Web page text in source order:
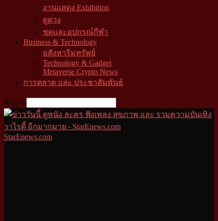
งานแสดง Exhibition
ดูดวง
ชุดและอุปกรณ์กีฬา
Business & Technology
อสังหาริมทรัพย์
Technology & Gadget
Metaverse Crypto News
การตลาด และ ประชาสัมพันธ์
ค้นหา
StarEnews.com